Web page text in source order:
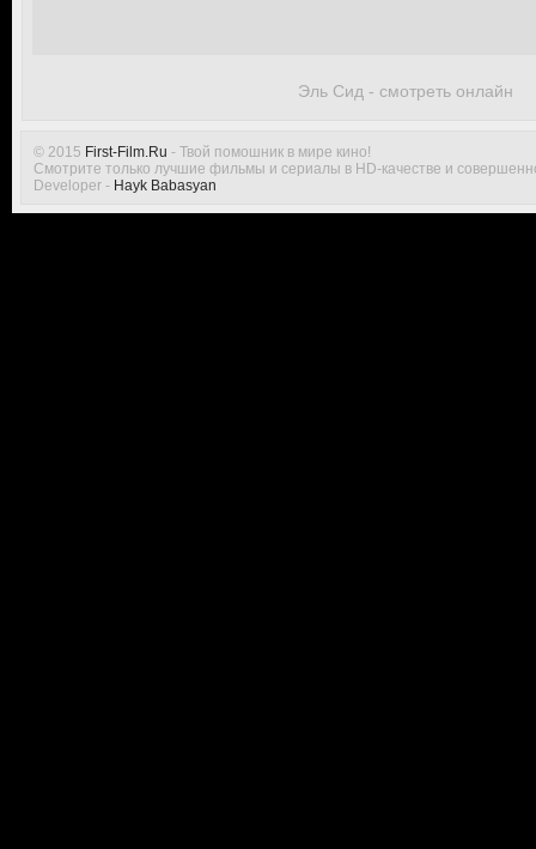
Эль Сид - смотреть онлайн
© 2015 First-Film.Ru - Твой помошник в мире кино!
Смотрите только лучшие фильмы и сериалы в HD-качестве и
Developer - Hayk Babasyan